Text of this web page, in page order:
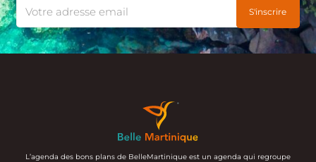
L’agenda des bons plans de BelleMartinique est un agenda qui regroupe